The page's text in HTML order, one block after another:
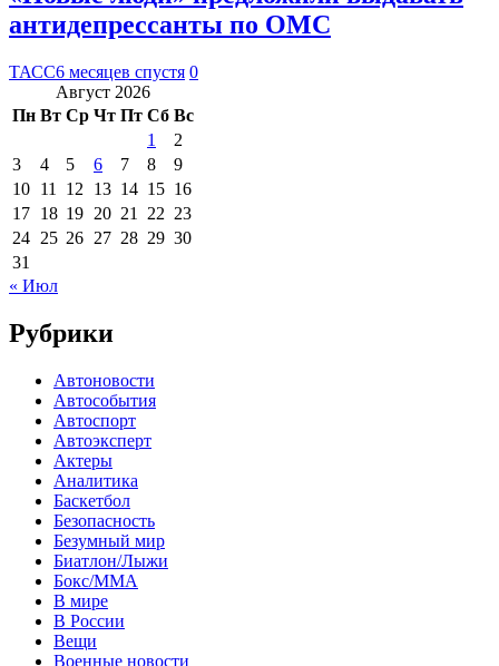
антидепрессанты по ОМС
ТАСС6 месяцев спустя 0
Август 2026
Пн Вт Ср Чт Пт Сб Вс
1
2
3
4 5 6 7 8
9
10 11 12 13 14 15 16
17 18 19 20 21 22 23
24 25 26 27 28 29 30
31
« Июл
Рубрики
Автоновости
Автособытия
Автоспорт
Автоэксперт
Актеры
Аналитика
Баскетбол
Безопасность
Безумный мир
Биатлон/Лыжи
Бокс/MMA
В мире
В России
Вещи
Военные новости